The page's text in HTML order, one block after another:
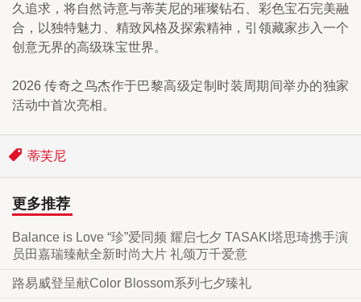
久追求，将自然诗意与蒂芙尼的璀璨钻石、彩色宝石完美融
合，以独特魅力、精致风格及探索精神，引领藏家步入一个
创意无界的高级珠宝世界。
2026 传奇之鸟杰作于巴黎高级定制时装周期间举办的独家
活动中首次亮相。
蒂芙尼
更多推荐
Balance is Love “珍”爱同频 耀启七夕 TASAKI塔思琦携手演
员田嘉瑞臻献全新时尚大片 礼颂万千爱意
路易威登呈献Color Blossom系列七夕臻礼